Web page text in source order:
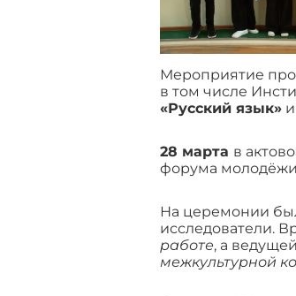
Мероприятие
в том числе
«Русский язык» и
28 марта в
форума молодёжи
На церемонии
исследователи.
работе, а
межкультурной